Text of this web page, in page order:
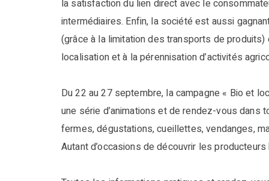
la satisfaction du lien direct avec le
intermédiaires. Enfin, la société est aussi
(grâce à la limitation des transports de
localisation et à la pérennisation d’activités
Du 22 au 27 septembre, la campagne « Bio et
une série d’animations et de rendez-vous
fermes, dégustations, cueillettes, vendanges,
Autant d’occasions de découvrir les